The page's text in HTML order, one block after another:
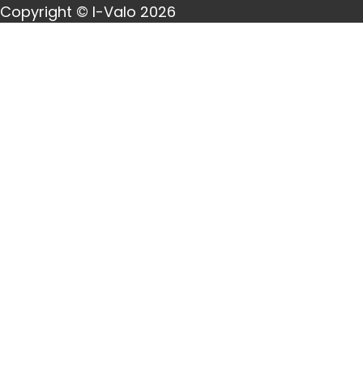
Copyright © I-Valo 2026